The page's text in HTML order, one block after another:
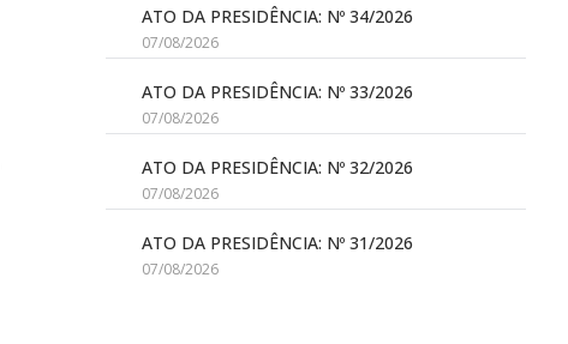
ATO DA PRESIDÊNCIA: Nº 34/2026
07/08/2026
ATO DA PRESIDÊNCIA: Nº 33/2026
07/08/2026
ATO DA PRESIDÊNCIA: Nº 32/2026
07/08/2026
ATO DA PRESIDÊNCIA: Nº 31/2026
07/08/2026